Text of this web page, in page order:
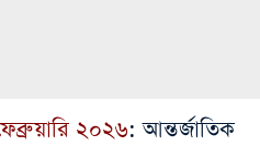
২০২৬: আন্তর্জাতিক